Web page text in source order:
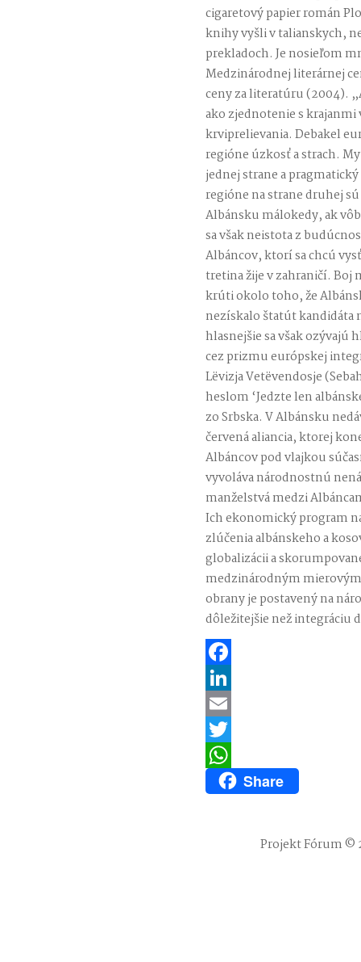
cigaretový papier román
knihy vyšli v talianskych,
prekladoch. Je nosieľom
Medzinárodnej literárnej
ceny za literatúru (2004).
ako zjednotenie s krajanmi
krviprelievania. Debakel
regióne úzkosť a strach.
jednej strane a
regióne na strane druhej
Albánsku málokedy, ak
sa však neistota z
Albáncov, ktorí sa chcú
tretina žije v zahraničí. Boj
krúti okolo toho, že
nezískalo štatút kandidáta
hlasnejšie sa však ozývajú
cez prizmu európskej
Lëvizja Vetëvendosje
heslom ‘Jedzte len
zo Srbska. V Albánsku
červená aliancia, ktorej
Albáncov pod vlajkou
vyvoláva národnostnú
manželstvá medzi
Ich ekonomický program
zlúčenia albánskeho a
globalizácii a
medzinárodným
obrany je postavený na
dôležitejšie než integráciu
Facebook
LinkedIn
Email
Twitter
WhatsAppShare
Projekt Fórum ©